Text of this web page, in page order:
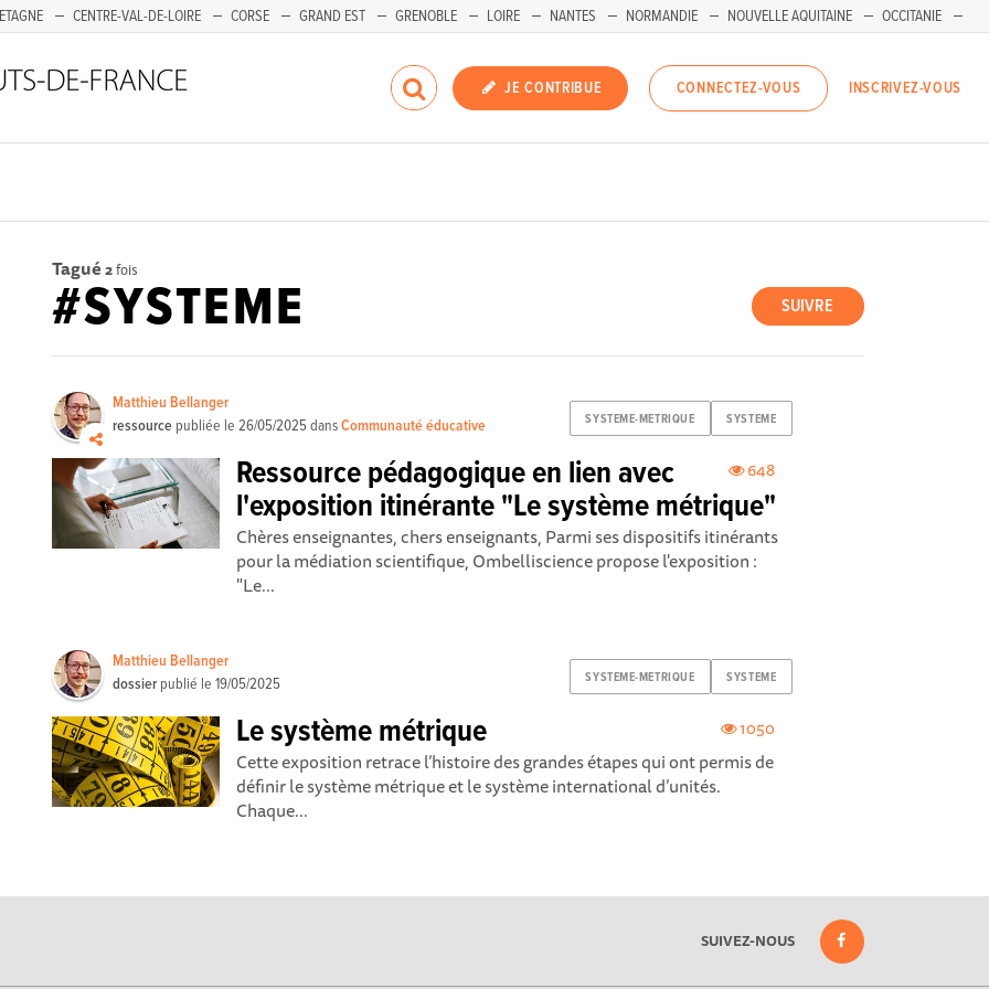
CENTRE-VAL-DE-LOIRE CORSE GRAND EST GRENOBLE LOIRE NANTES NORMANDIE NOUVELLE AQUITAINE
OCCITANIE
JE CONTRIBUE CONNECTEZ-VOUS INSCRIVEZ-VOUS
Tagué 2fois
SUIVRE
#SYSTEME
SYSTEME-METRIQUE SYSTEME
Matthieu Bellanger
ressource publiée le26/05/2025dansCommunauté éducative
648
Ressource pédagogique en lien avec
l'exposition itinérante "Le système métrique"
Chères enseignantes, chers enseignants, Parmi ses dispositifs itinérants
pour la médiation scientifique, Ombelliscience propose l'exposition :
"Le...
SYSTEME-METRIQUE SYSTEME
Matthieu Bellanger
dossier publié le19/05/2025
1050
Le système métrique
Cette exposition retrace l’histoire des grandes étapes qui ont permis de
définir le système métrique et le système international d’unités.
Chaque...
SUIVEZ-NOUS